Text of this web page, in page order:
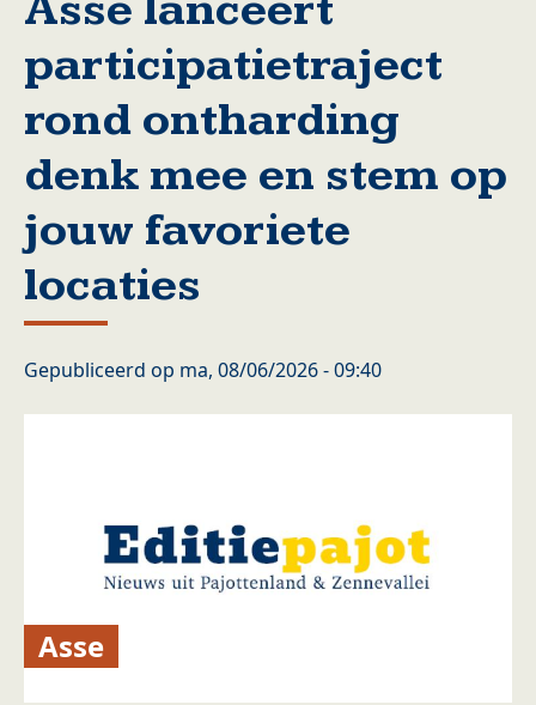
participatietraject
rond ontharding
denk mee en stem op
jouw favoriete
locaties
Gepubliceerd op ma, 08/06/2026 - 09:40
Asse